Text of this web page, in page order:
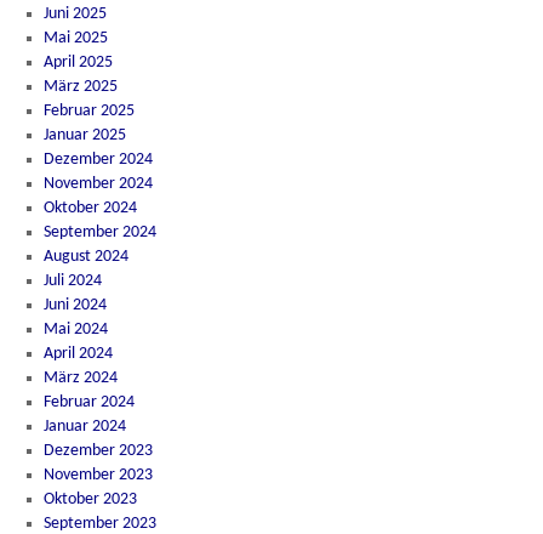
Juni 2025
Mai 2025
April 2025
März 2025
Februar 2025
Januar 2025
Dezember 2024
November 2024
Oktober 2024
September 2024
August 2024
Juli 2024
Juni 2024
Mai 2024
April 2024
März 2024
Februar 2024
Januar 2024
Dezember 2023
November 2023
Oktober 2023
September 2023